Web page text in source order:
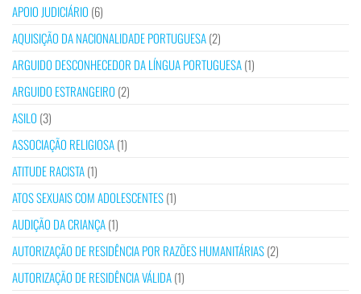
APOIO JUDICIÁRIO (6)
AQUISIÇÃO DA NACIONALIDADE PORTUGUESA(2)
ARGUIDO DESCONHECEDOR DA LÍNGUA PORTUGUESA(1)
ARGUIDO ESTRANGEIRO (2)
ASILO (3)
ASSOCIAÇÃO RELIGIOSA(1)
ATITUDE RACISTA(1)
ATOS SEXUAIS COM ADOLESCENTES(1)
AUDIÇÃO DA CRIANÇA(1)
AUTORIZAÇÃO DE RESIDÊNCIA POR RAZÕES HUMANITÁRIAS(2)
AUTORIZAÇÃO DE RESIDÊNCIA VÁLIDA(1)